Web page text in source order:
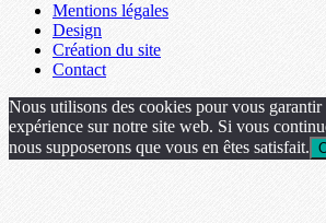
Mentions légales
Design
Création du site
Contact
Nous utilisons des cookies pour vous
expérience sur notre site web. Si vous
nous supposerons que vous en êtes satisfait.